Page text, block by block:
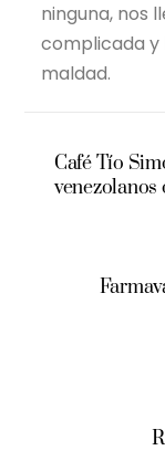
ninguna, nos
complicada y
maldad.
Café Tío